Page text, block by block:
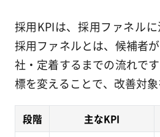
採用KPIは、採用ファネルに
採用ファネルとは、候補者
社・定着するまでの流れで
標を変えることで、改善対象
段階 主なKPI